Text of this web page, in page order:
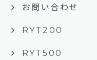
keyboard_arrow_right お問い合わせ
keyboard_arrow_right RYT200
keyboard_arrow_right RYT500